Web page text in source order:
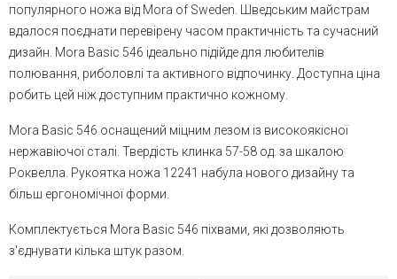
популярного ножа від Mora of Sweden. Шведським майстрам
вдалося поєднати перевірену часом практичність та сучасний
дизайн. Mora Basic 546 ідеально підійде для любителів
полювання, риболовлі та активного відпочинку. Доступна ціна
робить цей ніж доступним практично кожному.
Mora Basic 546 оснащений міцним лезом із високоякісної
нержавіючої сталі. Твердість клинка 57-58 од. за шкалою
Роквелла. Рукоятка ножа 12241 набула нового дизайну та
більш ергономічної форми.
Комплектується Mora Basic 546 піхвами, які дозволяють
з'єднувати кілька штук разом.